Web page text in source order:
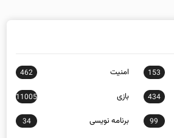
153 امنيت 462
434 بازی 11005
99 برنامه نويسی 34